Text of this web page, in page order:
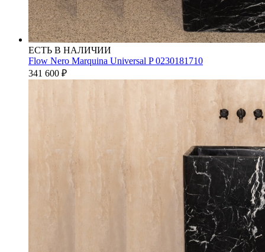
ЕСТЬ В НАЛИЧИИ
Flow Nero Marquina Universal P 0230181710
341 600 ₽